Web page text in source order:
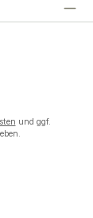
und ggf.